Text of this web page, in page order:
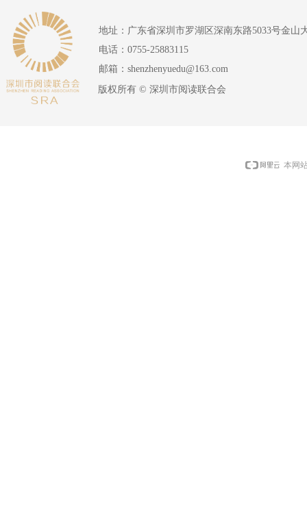
地址： 广东省深圳市罗湖区深南东路5033号金山
电话： 0755-25883115
邮箱： shenzhenyuedu@163.com
版权所有 © 深圳市阅读联合会
本网